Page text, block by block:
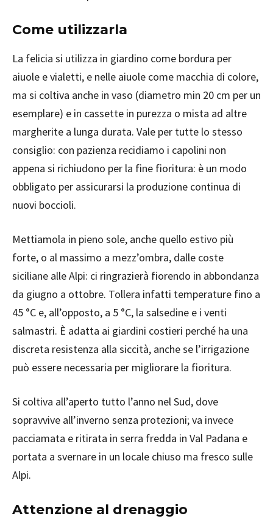
Come utilizzarla
La felicia si utilizza in giardino come bordura per
aiuole e vialetti, e nelle aiuole come macchia di colore,
ma si coltiva anche in vaso (diametro min 20 cm per un
esemplare) e in cassette in purezza o mista ad altre
margherite a lunga durata. Vale per tutte lo stesso
consiglio: con pazienza recidiamo i capolini non
appena si richiudono per la fine fioritura: è un modo
obbligato per assicurarsi la produzione continua di
nuovi boccioli.
Mettiamola in pieno sole, anche quello estivo più
forte, o al massimo a mezz’ombra, dalle coste
siciliane alle Alpi: ci ringrazierà fiorendo in abbondanza
da giugno a ottobre. Tollera infatti temperature fino a
45 °C e, all’opposto, a 5 °C, la salsedine e i venti
salmastri. È adatta ai giardini costieri perché ha una
discreta resistenza alla siccità, anche se l’irrigazione
può essere necessaria per migliorare la fioritura.
Si coltiva all’aperto tutto l’anno nel Sud, dove
sopravvive all’inverno senza protezioni; va invece
pacciamata e ritirata in serra fredda in Val Padana e
portata a svernare in un locale chiuso ma fresco sulle
Alpi.
Attenzione al drenaggio